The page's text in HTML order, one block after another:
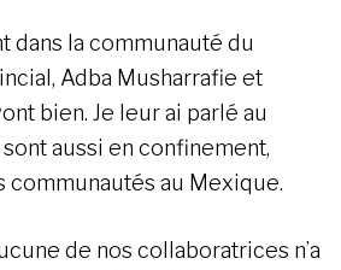
dans la communauté du
Adba Musharrafie et
bien. Je leur ai parlé au
aussi en confinement,
communautés au Mexique.
de nos collaboratrices n’a